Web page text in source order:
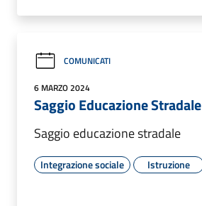
COMUNICATI
6 MARZO 2024
Saggio Educazione Stradale
Saggio educazione stradale
Integrazione sociale Istruzione